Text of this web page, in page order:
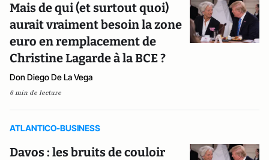
Mais de qui (et surtout quoi)
aurait vraiment besoin la zone
euro en remplacement de
Christine Lagarde à la BCE ?
Don Diego De La Vega
6 min de lecture
ATLANTICO-BUSINESS
Davos : les bruits de couloir